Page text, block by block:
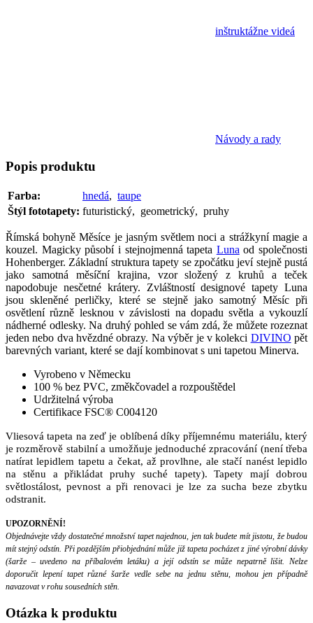
inštruktážne videá
Návody a rady
Popis produktu
Farba: hnedá, taupe
Štýl fototapety: futuristický, geometrický, pruhy
Římská bohyně Měsíce je jasným světlem noci a strážkyní magie a
kouzel. Magicky působí i stejnojmenná tapeta Luna od společnosti
Hohenberger. Základní struktura tapety se zpočátku jeví stejně pustá
jako samotná měsíční krajina, vzor složený z kruhů a teček
napodobuje nesčetné krátery. Zvláštností designové tapety Luna
jsou skleněné perličky, které se stejně jako samotný Měsíc při
osvětlení různě lesknou v závislosti na dopadu světla a vykouzlí
nádherné odlesky. Na druhý pohled se vám zdá, že můžete rozeznat
jeden nebo dva hvězdné obrazy. Na výběr je v kolekci DIVINO pět
barevných variant, které se dají kombinovat s uni tapetou Minerva.
Vyrobeno v Německu
100 % bez PVC, změkčovadel a rozpouštědel
Udržitelná výroba
Certifikace FSC® C004120
Vliesová tapeta na zeď je oblíbená díky příjemnému materiálu, který
je rozměrově stabilní a umožňuje jednoduché zpracování (není třeba
natírat lepidlem tapetu a čekat, až provlhne, ale stačí nanést lepidlo
na stěnu a přikládat pruhy suché tapety). Tapety mají dobrou
světlostálost, pevnost a při renovaci je lze za sucha beze zbytku
odstranit.
UPOZORNĚNÍ!
Objednávejte vždy dostatečné množství tapet najednou, jen tak budete mít jistotu, že budou
mít stejný odstín. Při pozdějším přiobjednání může již tapeta pocházet z jiné výrobní dávky
(šarže – uvedeno na příbalovém letáku) a její odstín se může nepatrně lišit. Nelze
doporučit lepení tapet různé šarže vedle sebe na jednu stěnu, mohou jen případně
navazovat v rohu sousedních stěn.
Otázka k produktu